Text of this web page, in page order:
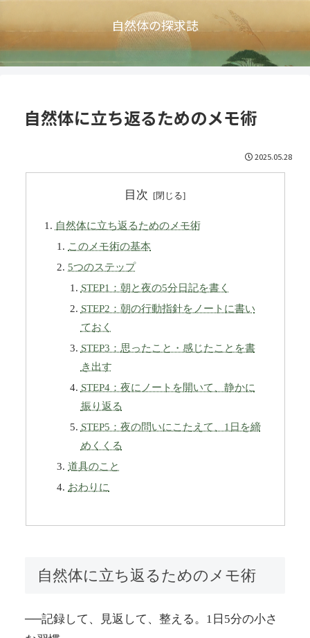
自然体の探求誌
自然体に立ち返るためのメモ術
2025.05.28
目次
自然体に立ち返るためのメモ術
このメモ術の基本
5つのステップ
STEP1：朝と夜の5分日記を書く
STEP2：朝の行動指針をノートに書い
ておく
STEP3：思ったこと・感じたことを書
き出す
STEP4：夜にノートを開いて、静かに
振り返る
STEP5：夜の問いにこたえて、1日を締
めくくる
道具のこと
おわりに
自然体に立ち返るためのメモ術
──記録して、見返して、整える。1日5分の小さ